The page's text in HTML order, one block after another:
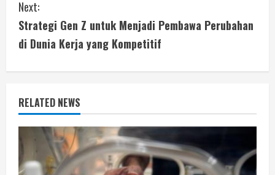
t
i
n
u
e
R
Next:
Strategi Gen Z untuk Menjadi Pembawa Perubahan
di Dunia Kerja yang Kompetitif
RELATED NEWS